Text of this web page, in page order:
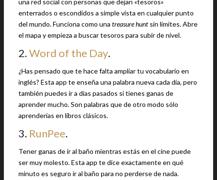
una red social con personas que dejan «tesoros»
enterrados o escondidos a simple vista en cualquier punto
del mundo. Funciona como una treasure hunt sin límites. Abre
el mapa y empieza a buscar tesoros para subir de nivel.
2.Word of the Day.
¿Has pensado que te hace falta ampliar tu vocabulario en
inglés? Esta app te enseña una palabra nueva cada día, pero
también puedes ir a días pasados si tienes ganas de
aprender mucho. Son palabras que de otro modo sólo
aprenderías en libros clásicos.
3. RunPee.
Tener ganas de ir al baño mientras estás en el cine puede
ser muy molesto. Esta app te dice exactamente en qué
minuto es seguro ir al baño para no perderse de nada.